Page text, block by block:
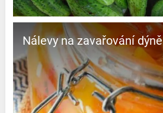
Nálevy na zavařování dýně